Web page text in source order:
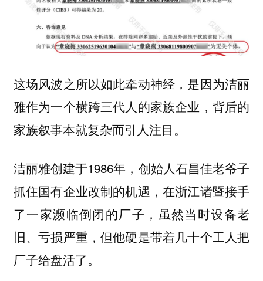
这场风波之所以如此牵动神经，是因为洁丽
雅作为一个横跨三代人的家族企业，背后的
家族叙事本就复杂而引人注目。
洁丽雅创建于1986年，创始人石昌佳老爷子
抓住国有企业改制的机遇，在浙江诸暨接手
了一家濒临倒闭的厂子，虽然当时设备老
旧、亏损严重，但他硬是带着几十个工人把
厂子给盘活了。